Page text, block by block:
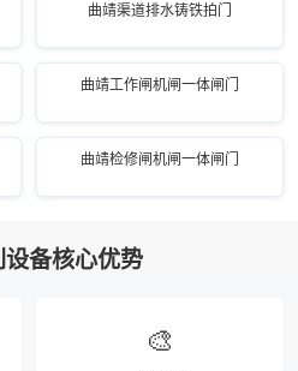
曲靖渠道排水铸铁拍门
曲靖工作闸机闸一体闸门
曲靖检修闸机闸一体闸门
备核心优势
🎨